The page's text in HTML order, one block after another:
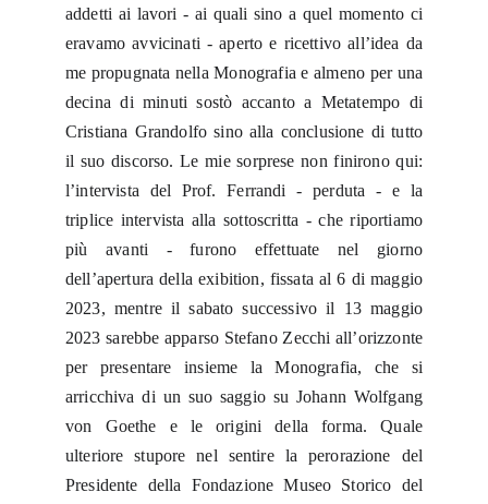
addetti ai lavori - ai quali sino a quel momento ci
eravamo avvicinati - aperto e ricettivo all’idea da
me propugnata nella Monografia e almeno per una
decina di minuti sostò accanto a Metatempo di
Cristiana Grandolfo sino alla conclusione di tutto
il suo discorso. Le mie sorprese non finirono qui:
l’intervista del Prof. Ferrandi - perduta - e la
triplice intervista alla sottoscritta - che riportiamo
più avanti - furono effettuate nel giorno
dell’apertura della exibition, fissata al 6 di maggio
2023, mentre il sabato successivo il 13 maggio
2023 sarebbe apparso Stefano Zecchi all’orizzonte
per presentare insieme la Monografia, che si
arricchiva di un suo saggio su Johann Wolfgang
von Goethe e le origini della forma. Quale
ulteriore stupore nel sentire la perorazione del
Presidente della Fondazione Museo Storico del